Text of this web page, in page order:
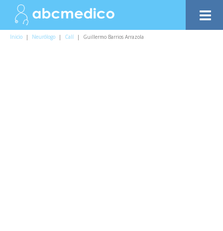
Inicio | Neurólogo | Calí | Guillermo Barrios Arrazola